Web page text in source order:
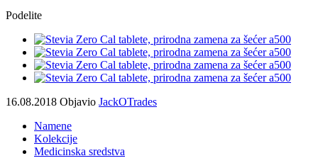
Podelite
16.08.2018 Objavio JackOTrades
Namene
Kolekcije
Medicinska sredstva